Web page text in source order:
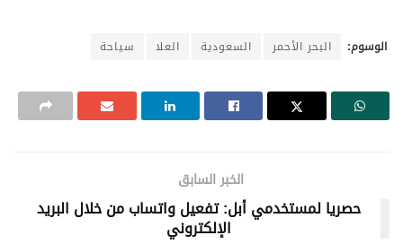
الوسوم: البحر الأحمر السعودية العلا سياحة
الخبر السابق
حصريا لمستخدمي أبل: تفعيل واتساب من خلال البريد
الإلكتروني